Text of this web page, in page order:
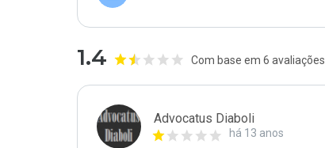
1.4 Com base em 6 avaliações
Advocatus Diaboli
há 13 anos